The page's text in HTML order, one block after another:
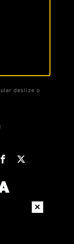
deslize o
×